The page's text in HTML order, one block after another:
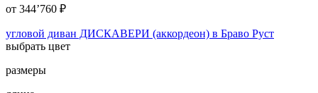
от 344’760 ₽
угловой диван ДИСКАВЕРИ (аккордеон) в Браво Руст
выбрать цвет
размеры